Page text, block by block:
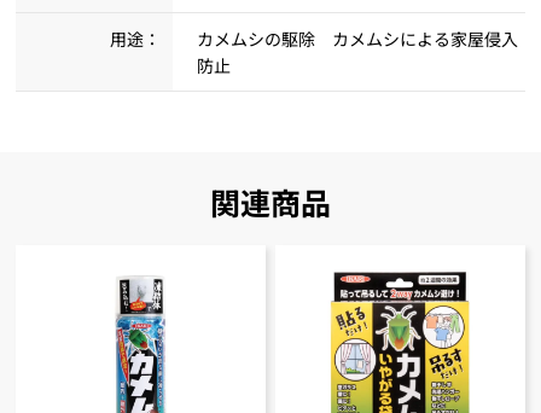
用途：
カメムシの駆除 カメムシによる家屋侵入
防止
関連商品